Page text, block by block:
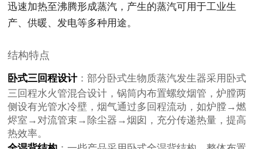
迅速加热至沸腾形成蒸汽，产生的蒸汽可用于工业生
产、供暖、发电等多种用途。
结构特点
卧式三回程设计：部分卧式生物质蒸汽发生器采用卧式
三回程水火管混合设计，锅筒内布置螺纹烟管，炉膛两
侧设有光管水冷壁，烟气通过多回程流动，如炉膛→燃
烬室→对流管束→除尘器→烟囱，充分传递热量，提高
热效率。